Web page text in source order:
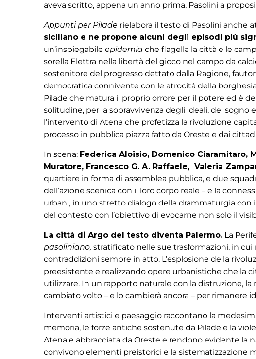
aveva scritto, appena un anno prima, Pasolini a
Appunti per Pilade rielabora il testo di Pasolini anche
siciliano e ne propone alcuni degli episodi più
un’inspiegabile epidemia che flagella la città e le
sorella Elettra nella libertà del gioco nel campo da
sostenitore del progresso dettato dalla Ragione,
democratica connivente con le atrocità della
Pilade che matura il proprio orrore per il potere ed è
solitudine, per la sopravvivenza degli ideali, del
l’intervento di Atena che profetizza la rivoluzione
processo in pubblica piazza fatto da Oreste e dai
In scena: Federica Aloisio, Domenico Ciaramitaro,
Muratore, Francesco G. A. Raffaele, Valeria
quartiere in forma di assemblea pubblica, e due
dell’azione scenica con il loro corpo reale – e la
urbani, in uno stretto dialogo della drammaturgia
del contesto con l’obiettivo di evocarne non solo il
La città di Argo del testo diventa Palermo. La
pasoliniano, stratificato nelle sue trasformazioni, in
contraddizioni sempre in atto. L’esplosione della
preesistente e realizzando opere urbanistiche che la
utilizzare. In un rapporto naturale con la distruzione, la
cambiato volto – e lo cambierà ancora – per rimanere
Interventi artistici e paesaggio raccontano la
memoria, le forze antiche sostenute da Pilade e la
Atena e abbracciata da Oreste e rendono evidente la
convivono elementi preistorici e la sistematizzazione